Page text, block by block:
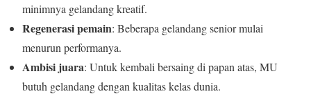
minimnya gelandang kreatif.
Regenerasi pemain: Beberapa gelandang senior mulai
menurun performanya.
Ambisi juara: Untuk kembali bersaing di papan atas, MU
butuh gelandang dengan kualitas kelas dunia.